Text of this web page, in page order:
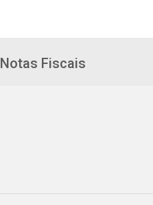
Notas Fiscais